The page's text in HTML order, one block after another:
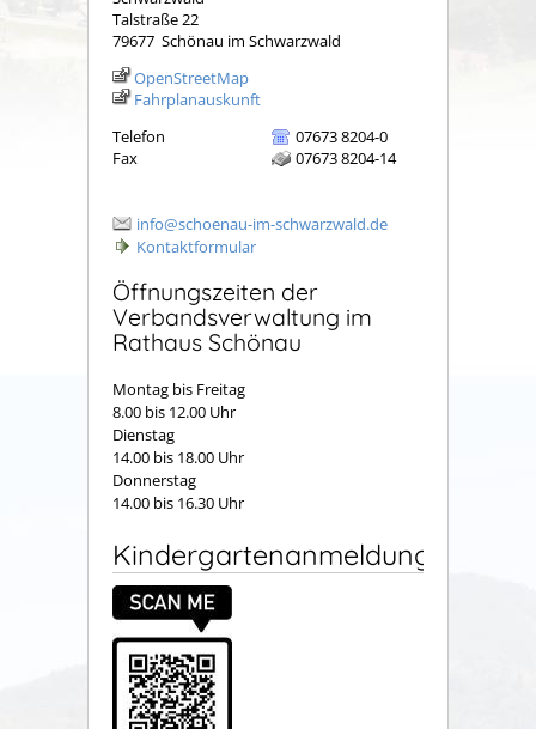
Talstraße 22
79677 Schönau im Schwarzwald
OpenStreetMap
Fahrplanauskunft
Telefon
07673 8204-0
Fax
07673 8204-14
info@schoenau-im-schwarzwald.de
Kontaktformular
Öffnungszeiten der
Verbandsverwaltung im
Rathaus Schönau
Montag bis Freitag
8.00 bis 12.00 Uhr
Dienstag
14.00 bis 18.00 Uhr
Donnerstag
14.00 bis 16.30 Uhr
Kindergartenanmeldung